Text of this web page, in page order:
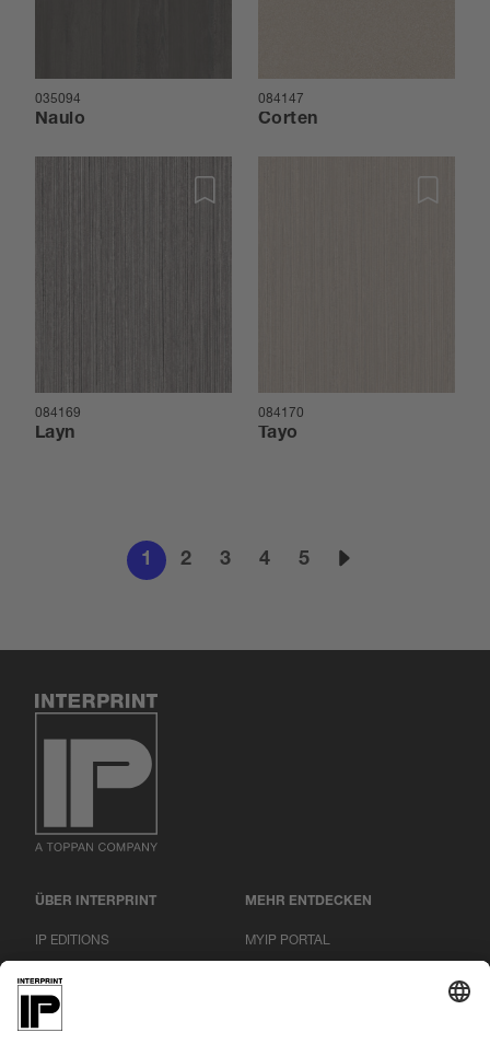
035094
Naulo
084147
Corten
084169
Layn
084170
Tayo
1 2 3 4 5
ÜBER INTERPRINT
IP EDITIONS
DEKORDRUCK
PRESSEMITTEILUNGEN
MEHR ENTDECKEN
MYIP PORTAL